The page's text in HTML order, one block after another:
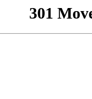
301